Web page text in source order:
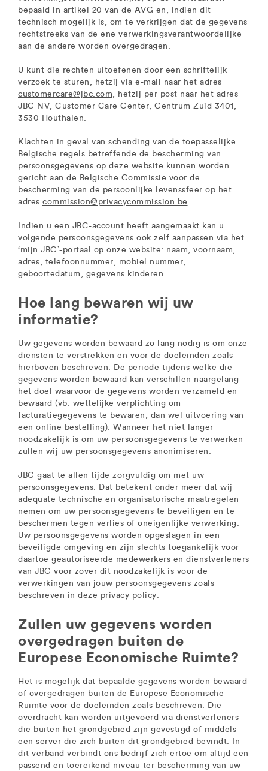
bepaald in artikel 20 van de AVG en, indien dit
technisch mogelijk is, om te verkrijgen dat de gegevens
rechtstreeks van de ene verwerkingsverantwoordelijke
aan de andere worden overgedragen.
U kunt die rechten uitoefenen door een schriftelijk
verzoek te sturen, hetzij via e-mail naar het adres
customercare@jbc.com, hetzij per post naar het adres
JBC NV, Customer Care Center, Centrum Zuid 3401,
3530 Houthalen.
Klachten in geval van schending van de toepasselijke
Belgische regels betreffende de bescherming van
persoonsgegevens op deze website kunnen worden
gericht aan de Belgische Commissie voor de
bescherming van de persoonlijke levenssfeer op het
adres commission@privacycommission.be.
Indien u een JBC-account heeft aangemaakt kan u
volgende persoonsgegevens ook zelf aanpassen via het
‘mijn JBC’-portaal op onze website: naam, voornaam,
adres, telefoonnummer, mobiel nummer,
geboortedatum, gegevens kinderen.
Hoe lang bewaren wij uw
informatie?
Uw gegevens worden bewaard zo lang nodig is om onze
diensten te verstrekken en voor de doeleinden zoals
hierboven beschreven. De periode tijdens welke die
gegevens worden bewaard kan verschillen naargelang
het doel waarvoor de gegevens worden verzameld en
bewaard (vb. wettelijke verplichting om
facturatiegegevens te bewaren, dan wel uitvoering van
een online bestelling). Wanneer het niet langer
noodzakelijk is om uw persoonsgegevens te verwerken
zullen wij uw persoonsgegevens anonimiseren.
JBC gaat te allen tijde zorgvuldig om met uw
persoonsgegevens. Dat betekent onder meer dat wij
adequate technische en organisatorische maatregelen
nemen om uw persoonsgegevens te beveiligen en te
beschermen tegen verlies of oneigenlijke verwerking.
Uw persoonsgegevens worden opgeslagen in een
beveiligde omgeving en zijn slechts toegankelijk voor
daartoe geautoriseerde medewerkers en dienstverleners
van JBC voor zover dit noodzakelijk is voor de
verwerkingen van jouw persoonsgegevens zoals
beschreven in deze privacy policy.
Zullen uw gegevens worden
overgedragen buiten de
Europese Economische Ruimte?
Het is mogelijk dat bepaalde gegevens worden bewaard
of overgedragen buiten de Europese Economische
Ruimte voor de doeleinden zoals beschreven. Die
overdracht kan worden uitgevoerd via dienstverleners
die buiten het grondgebied zijn gevestigd of middels
een server die zich buiten dit grondgebied bevindt. In
dit verband verbindt ons bedrijf zich ertoe om altijd een
passend en toereikend niveau ter bescherming van uw